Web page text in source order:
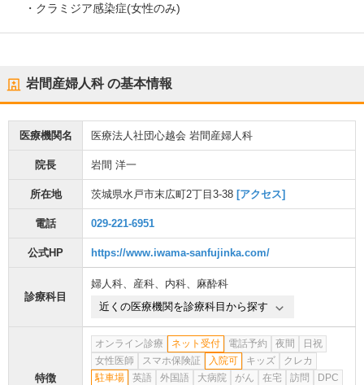
・クラミジア感染症(女性のみ)
岩間産婦人科の基本情報
医療機関名 医療法人社団心越会 岩間産婦人科
院長 岩間 洋一
所在地 茨城県水戸市末広町2丁目3-38 [アクセス]
電話 029-221-6951
公式HP https://www.iwama-sanfujinka.com/
診療科目
婦人科、 産科、 内科、 麻酔科
近くの医療機関を診療科目から探す
特徴
オンライン診療 ネット受付 電話予約 夜間
日祝
女性医師
スマホ保険証 入院可 キッズ
クレカ
駐車場
英語 外国語 大病院 がん 在宅 訪問
DPC